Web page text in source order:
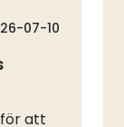
07-10
att